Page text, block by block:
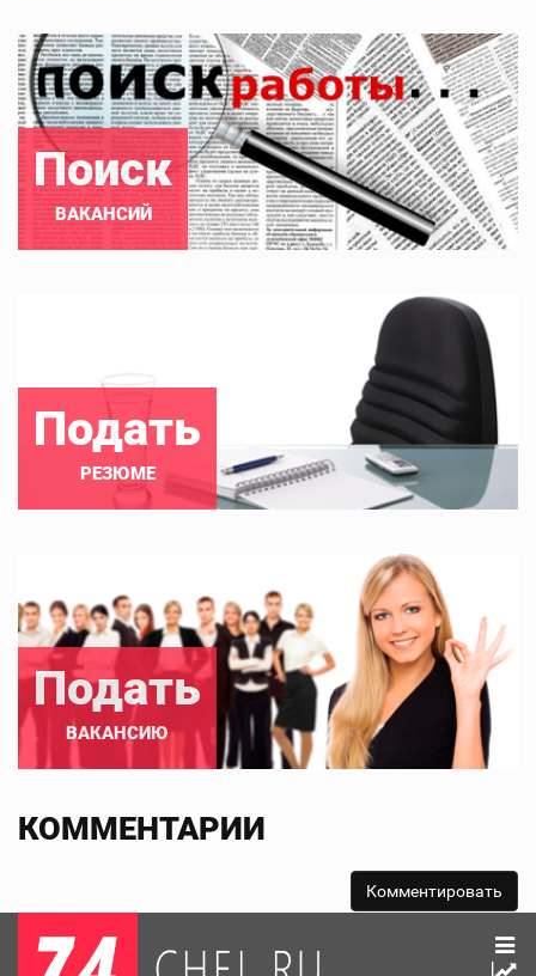
Поиск
ВАКАНСИЙ
Подать
РЕЗЮМЕ
Подать
ВАКАНСИЮ
КОММЕНТАРИИ